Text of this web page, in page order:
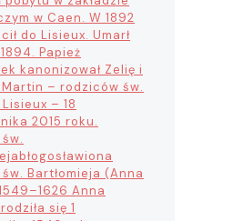
w Caen. W 1892
do Lisieux. Umarł
Papież
kanonizował Zelię i
– rodziców św.
– 18
2015 roku.
błogosławiona
Bartłomieja (Anna
Anna
się 1